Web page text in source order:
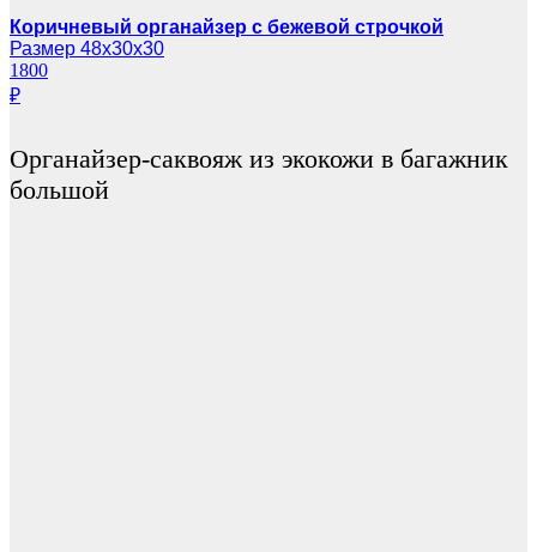
Коричневый органайзер с бежевой строчкой
Размер 48х30х30
1800
₽
Органайзер-саквояж из экокожи в багажник
большой